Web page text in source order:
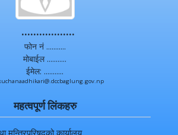
..................
फोन नं ...........
मोबाईल ...........
ईमेल: ...........
महत्वपूर्ण लिंकहरु
मन्त्रिपरिषद्को कार्यालय